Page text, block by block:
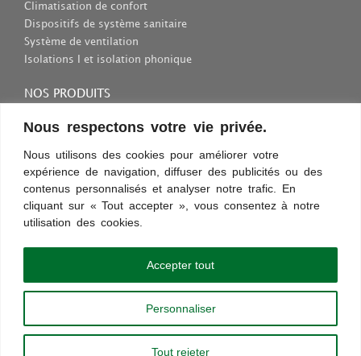
Nous respectons votre vie privée.
Nous utilisons des cookies pour améliorer votre
expérience de navigation, diffuser des publicités ou des
contenus personnalisés et analyser notre trafic. En
cliquant sur « Tout accepter », vous consentez à notre
utilisation des cookies.
Personnaliser
Tout rejeter
Accepter tout
Climatisation de confort
Dispositifs de système sanitaire
Système de ventilation
Isolations I et isolation phonique
NOS PRODUITS
Inscriptions et fixations
Protection au travail
Sélection des appareils sanitaires
Conditions d’utilisation
Paiement sécurisé